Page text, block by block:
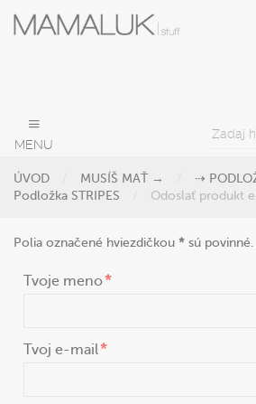
MENU
ÚVOD MUSÍŠ MAŤ →
⇢
Podložka STRIPES
Odoslať produkt
Polia označené hviezdičkou * sú povinné.
Tvoje meno
Tvoj e-mail